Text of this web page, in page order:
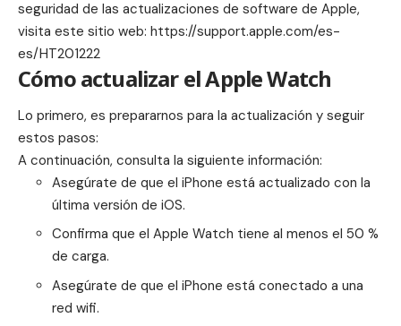
seguridad de las actualizaciones de software de Apple,
visita este sitio web: https://support.apple.com/es-
es/HT201222
Cómo actualizar el Apple Watch
Lo primero, es prepararnos para la actualización y seguir
estos pasos:
A continuación, consulta la siguiente información:
Asegúrate de que el iPhone está actualizado con la
última versión de iOS.
Confirma que el Apple Watch tiene al menos el 50 %
de carga.
Asegúrate de que el iPhone está conectado a una
red wifi.